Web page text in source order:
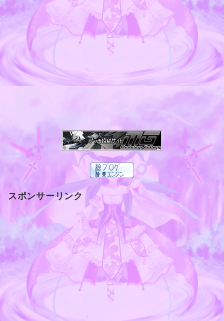
スポンサーリンク